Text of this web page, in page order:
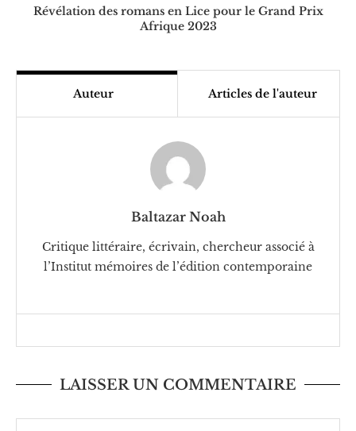
Révélation des romans en Lice pour le Grand Prix
Afrique 2023
Auteur Articles de l'auteur
Baltazar Noah
Critique littéraire, écrivain, chercheur associé à
l’Institut mémoires de l’édition contemporaine
LAISSER UN COMMENTAIRE